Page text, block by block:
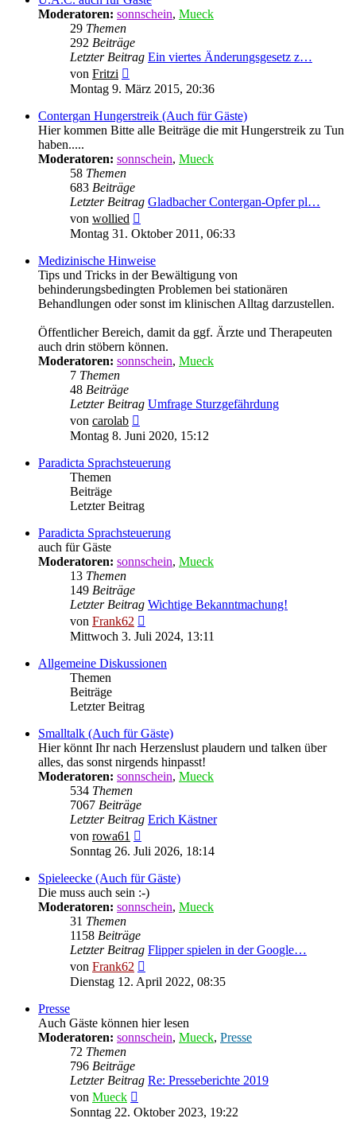
Moderatoren: sonnschein, Mueck
29 Themen
292 Beiträge
Letzter Beitrag Ein viertes Änderungsgesetz z…
von Fritzi
Beitrag
Montag 9. März 2015, 20:36
Contergan Hungerstreik (Auch für Gäste)
Hier kommen Bitte alle Beiträge die mit Hungerstreik zu Tun
haben.....
Moderatoren: sonnschein, Mueck
58 Themen
683 Beiträge
Letzter Beitrag Gladbacher Contergan-Opfer pl…
von wollied
Beitrag
Montag 31. Oktober 2011, 06:33
Medizinische Hinweise
Tips und Tricks in der Bewältigung von
behinderungsbedingten Problemen bei stationären
Behandlungen oder sonst im klinischen Alltag darzustellen.
Öffentlicher Bereich, damit da ggf. Ärzte und Therapeuten
auch drin stöbern können.
Moderatoren: sonnschein, Mueck
7 Themen
48 Beiträge
Letzter Beitrag Umfrage Sturzgefährdung
von carolab
Beitrag
Montag 8. Juni 2020, 15:12
Paradicta Sprachsteuerung
Themen
Beiträge
Letzter Beitrag
Paradicta Sprachsteuerung
auch für Gäste
Moderatoren: sonnschein, Mueck
13 Themen
149 Beiträge
Letzter Beitrag Wichtige Bekanntmachung!
von Frank62
Beitrag
Mittwoch 3. Juli 2024, 13:11
Allgemeine Diskussionen
Themen
Beiträge
Letzter Beitrag
Smalltalk (Auch für Gäste)
Hier könnt Ihr nach Herzenslust plaudern und talken über
alles, das sonst nirgends hinpasst!
Moderatoren: sonnschein, Mueck
534 Themen
7067 Beiträge
Letzter Beitrag Erich Kästner
von rowa61
Beitrag
Sonntag 26. Juli 2026, 18:14
Spieleecke (Auch für Gäste)
Die muss auch sein :-)
Moderatoren: sonnschein, Mueck
31 Themen
1158 Beiträge
Letzter Beitrag Flipper spielen in der Google…
von Frank62
Beitrag
Dienstag 12. April 2022, 08:35
Presse
Auch Gäste können hier lesen
Moderatoren: sonnschein, Mueck, Presse
72 Themen
796 Beiträge
Letzter Beitrag Re: Presseberichte 2019
von Mueck
Beitrag
Sonntag 22. Oktober 2023, 19:22